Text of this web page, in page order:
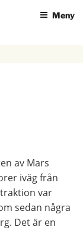
Meny
av Mars
iväg från
var
sedan några
Det är en